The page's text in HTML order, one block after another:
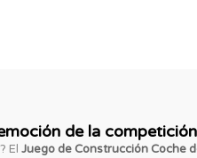
de la
El Juego de Construcción Coche